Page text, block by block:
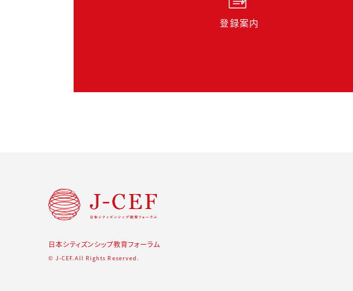
登録案内
日本シティズンシップ教育フォーラム
© J-CEF.All Rights Reserved.